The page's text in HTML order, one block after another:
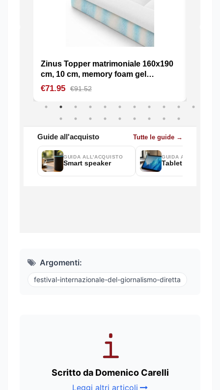
Argomenti:
festival-internazionale-del-giornalismo-diretta
Scritto da Domenico Carelli
Leggi altri articoli